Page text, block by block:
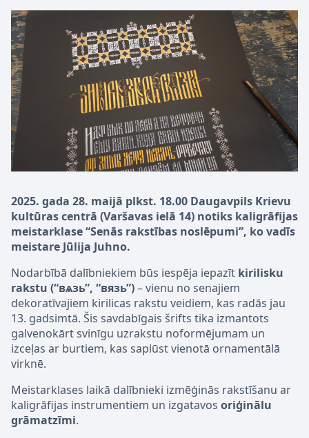
2025. gada 28. maijā plkst. 18.00 Daugavpils Krievu
kultūras centrā (Varšavas ielā 14) notiks kaligrāfijas
meistarklase “Senās rakstības noslēpumi”, ko vadīs
meistare Jūlija Juhno.
Nodarbībā dalībniekiem būs iespēja iepazīt kirilisku
rakstu (“вѧзь”, “вязь”)– vienu no senajiem
dekoratīvajiem kirilicas rakstu veidiem, kas radās jau
13. gadsimtā. Šis savdabīgais šrifts tika izmantots
galvenokārt svinīgu uzrakstu noformējumam un
izceļas ar burtiem, kas saplūst vienotā ornamentālā
virknē.
Meistarklases laikā dalībnieki izmēģinās rakstīšanu ar
kaligrāfijas instrumentiem un izgatavos oriģinālu
grāmatzīmi.